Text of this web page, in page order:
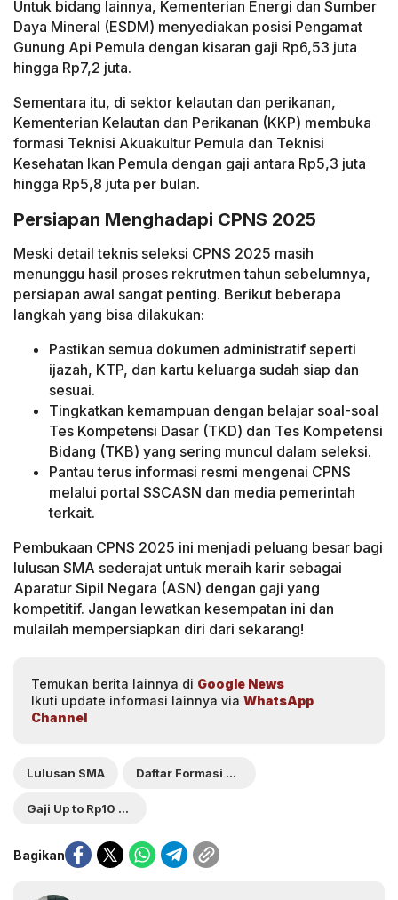
Untuk bidang lainnya, Kementerian Energi dan Sumber
Daya Mineral (ESDM) menyediakan posisi Pengamat
Gunung Api Pemula dengan kisaran gaji Rp6,53 juta
hingga Rp7,2 juta.
Sementara itu, di sektor kelautan dan perikanan,
Kementerian Kelautan dan Perikanan (KKP) membuka
formasi Teknisi Akuakultur Pemula dan Teknisi
Kesehatan Ikan Pemula dengan gaji antara Rp5,3 juta
hingga Rp5,8 juta per bulan.
Persiapan Menghadapi CPNS 2025
Meski detail teknis seleksi CPNS 2025 masih
menunggu hasil proses rekrutmen tahun sebelumnya,
persiapan awal sangat penting. Berikut beberapa
langkah yang bisa dilakukan:
Pastikan semua dokumen administratif seperti
ijazah, KTP, dan kartu keluarga sudah siap dan
sesuai.
Tingkatkan kemampuan dengan belajar soal-soal
Tes Kompetensi Dasar (TKD) dan Tes Kompetensi
Bidang (TKB) yang sering muncul dalam seleksi.
Pantau terus informasi resmi mengenai CPNS
melalui portal SSCASN dan media pemerintah
terkait.
Pembukaan CPNS 2025 ini menjadi peluang besar bagi
lulusan SMA sederajat untuk meraih karir sebagai
Aparatur Sipil Negara (ASN) dengan gaji yang
kompetitif. Jangan lewatkan kesempatan ini dan
mulailah mempersiapkan diri dari sekarang!
Temukan berita lainnya di Google News
Ikuti update informasi lainnya via WhatsApp
Channel
Lulusan SMA Daftar Formasi CPNS 2025
Gaji Up to Rp10 Juta
Bagikan